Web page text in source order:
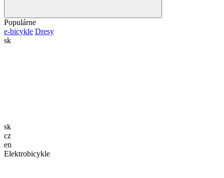
Populárne
e-bicykle Dresy
sk
sk
cz
en
Elektrobicykle